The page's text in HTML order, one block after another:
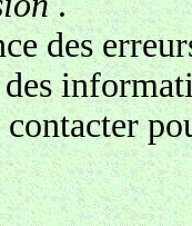
des
contacter